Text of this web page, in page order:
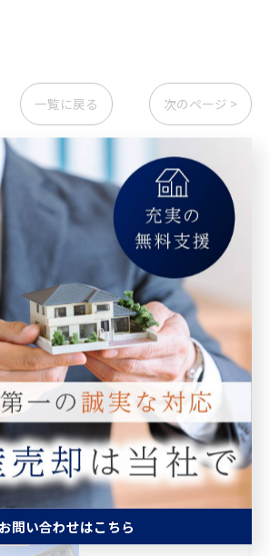
一覧に戻る 次のページ >
カテゴリー Categories
マンション
空き家
相続
査定
買取
最近の投稿 Recent Posts
お問い合わせはこちら